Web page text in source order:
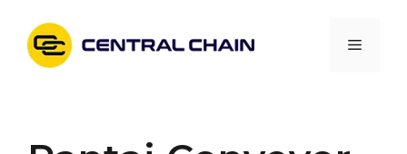
content
Menu